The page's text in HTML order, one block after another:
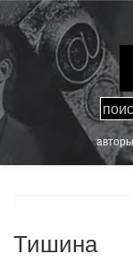
Перейти
к
основному
содержанию
Тишина